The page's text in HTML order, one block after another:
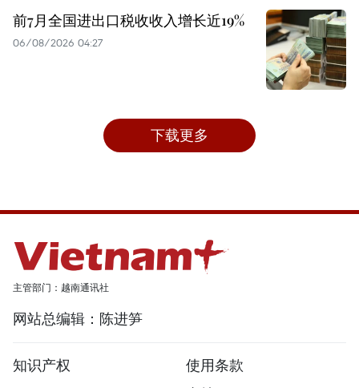
前7月全国进出口税收收入增长近19%
06/08/2026 04:27
下载更多
主管部门：越南通讯社
网站总编辑：陈进笋
知识产权
使用条款